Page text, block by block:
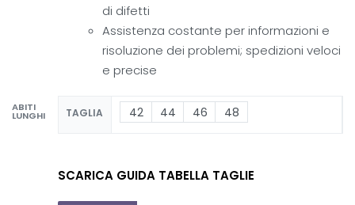
ABITI
LUNGHI
di difetti
Assistenza costante per informazioni e
risoluzione dei problemi; spedizioni veloci
e precise
TAGLIA 42 44 46 48
SCARICA GUIDA TABELLA TAGLIE